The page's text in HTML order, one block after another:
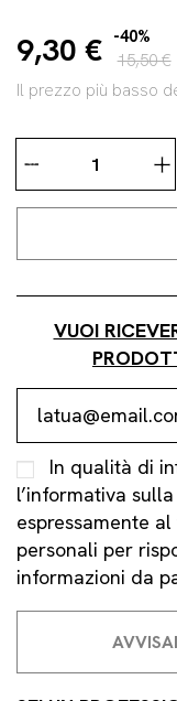
9,30 € -40%
15,50 €
Il prezzo più basso
VUOI
In qualità di
l’informativa sulla
espressamente
personali per
informazioni da